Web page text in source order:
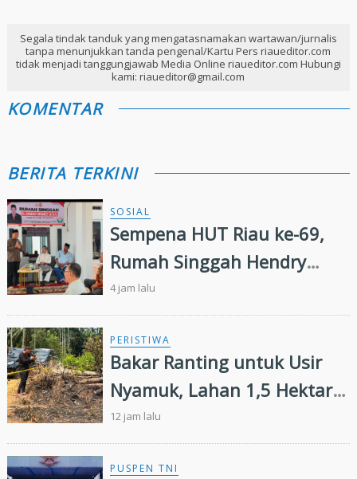
Segala tindak tanduk yang mengatasnamakan wartawan/jurnalis
tanpa menunjukkan tanda pengenal/Kartu Pers riaueditor.com
tidak menjadi tanggungjawab Media Online riaueditor.com Hubungi
kami: riaueditor@gmail.com
KOMENTAR
BERITA TERKINI
SOSIAL
Sempena HUT Riau ke-69,
Rumah Singgah Hendry
Munief Diresmikan
4 jam lalu
PERISTIWA
Bakar Ranting untuk Usir
Nyamuk, Lahan 1,5 Hektare
di Inhu Malah Terbakar,
Pensiunan Diamankan Polisi
12 jam lalu
PUSPEN TNI